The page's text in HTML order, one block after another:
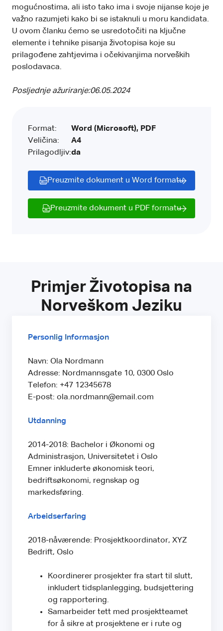
mogućnostima, ali isto tako ima i svoje nijanse koje je
važno razumjeti kako bi se istaknuli u moru kandidata.
U ovom članku ćemo se usredotočiti na ključne
elemente i tehnike pisanja životopisa koje su
prilagođene zahtjevima i očekivanjima norveških
poslodavaca.
Posljednje ažuriranje:06.05.2024
Format:
Veličina:
Prilagodljiv:
Word (Microsoft), PDF
A4
da
Preuzmite dokument u Word formatu
Preuzmite dokument u PDF formatu
Primjer Životopisa na
Norveškom Jeziku
Personlig Informasjon
Navn: Ola Nordmann
Adresse: Nordmannsgate 10, 0300 Oslo
Telefon: +47 12345678
E-post: ola.nordmann@email.com
Utdanning
2014-2018: Bachelor i Økonomi og
Administrasjon, Universitetet i Oslo
Emner inkluderte økonomisk teori,
bedriftsøkonomi, regnskap og
markedsføring.
Arbeidserfaring
2018-nåværende: Prosjektkoordinator, XYZ
Bedrift, Oslo
Koordinerer prosjekter fra start til slutt,
inkludert tidsplanlegging, budsjettering
og rapportering.
Samarbeider tett med prosjektteamet
for å sikre at prosjektene er i rute og